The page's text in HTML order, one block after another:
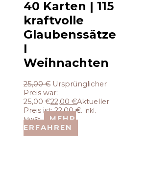
40 Karten | 115
kraftvolle
Glaubenssätze
I
Weihnachten
25,00€ Ursprünglicher
Preis war:
25,00 €22,00 €Aktueller
Preis ist: 22,00 €. inkl.
MwSt.
MEHR
ERFAHREN